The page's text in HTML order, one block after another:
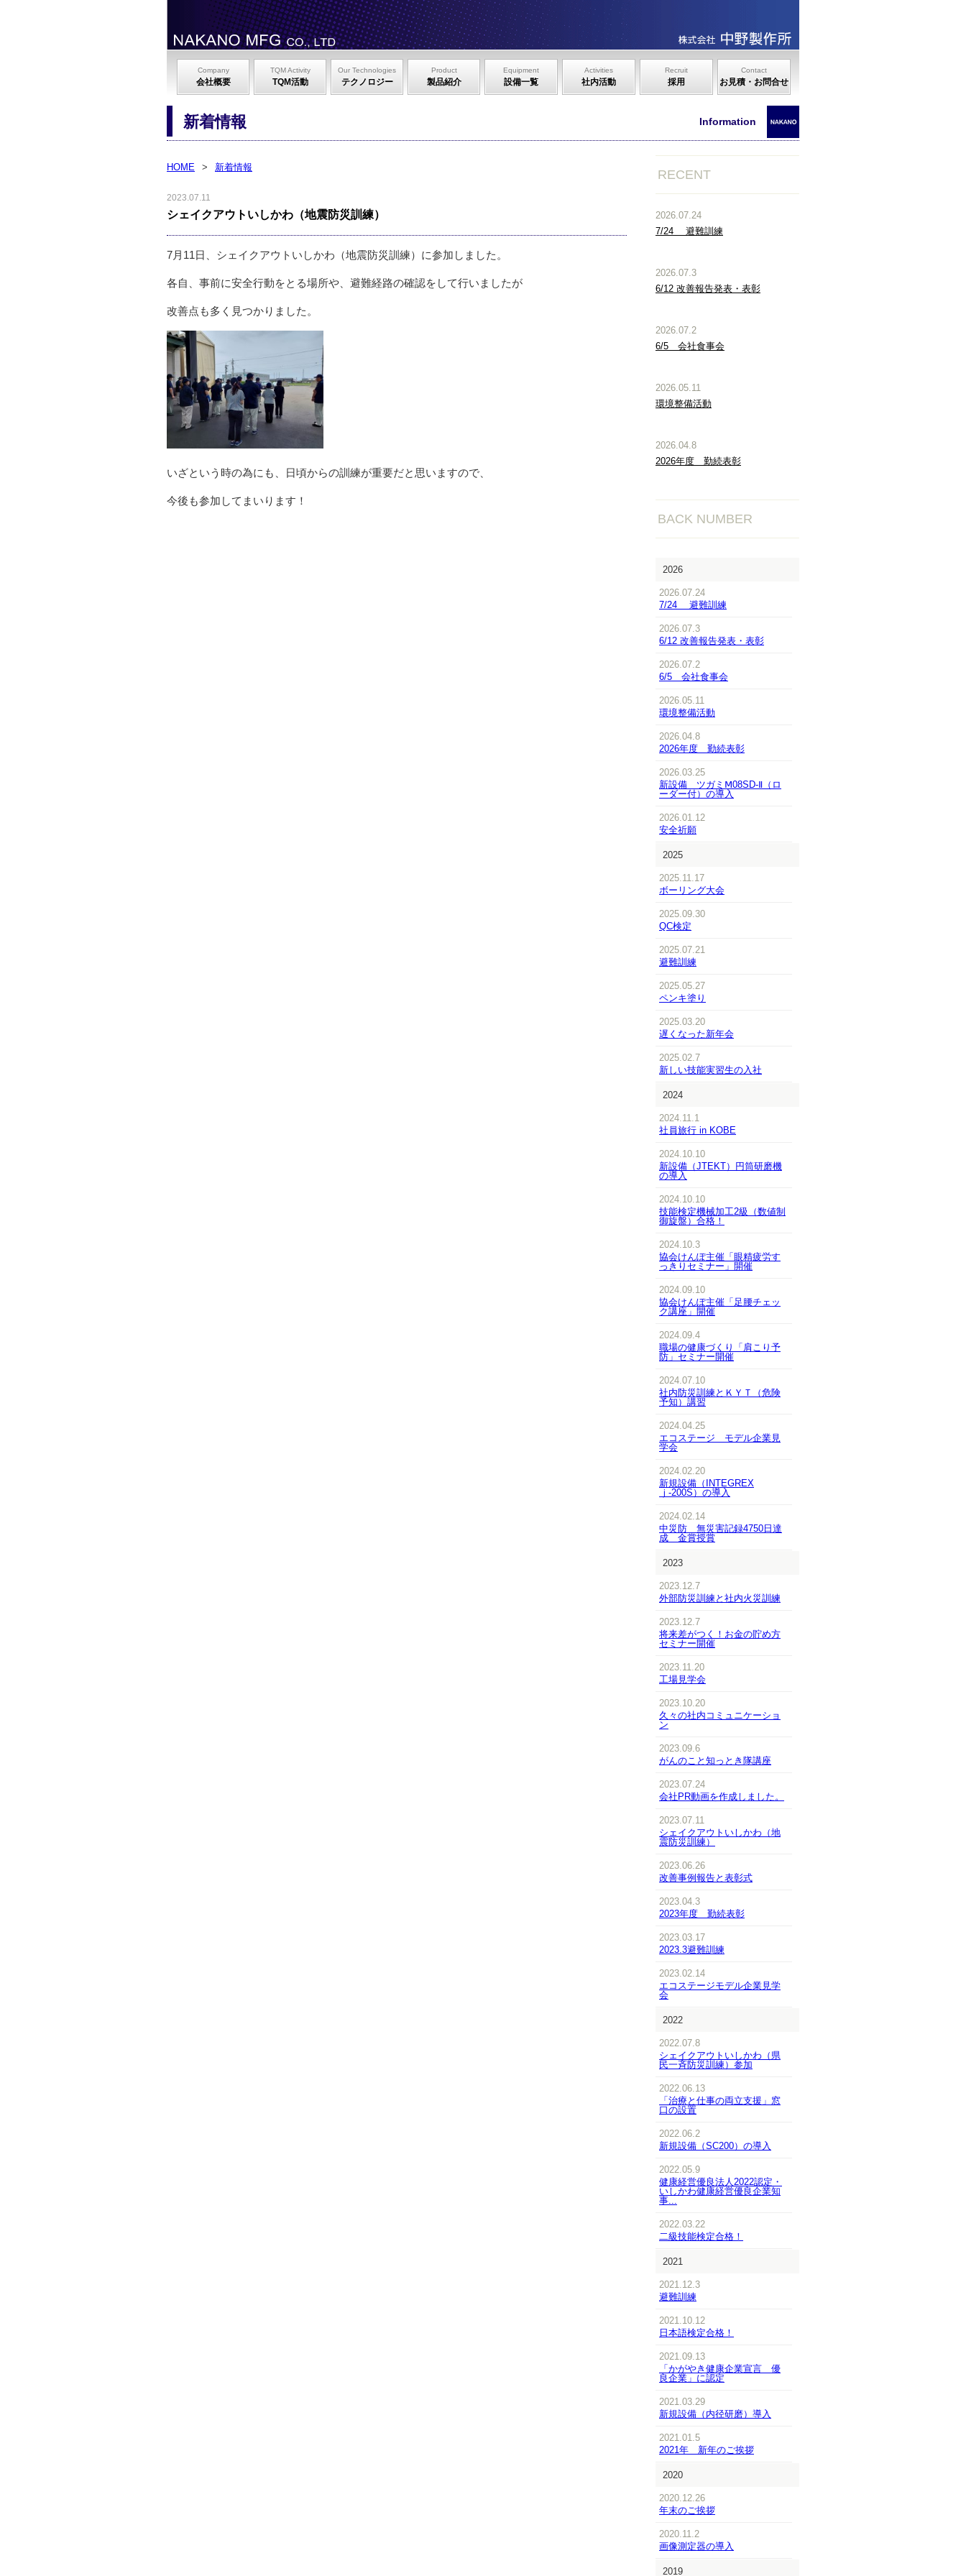
Company
会社概要
TQM Activity
TQM活動
Our Technologies
テクノロジー
Product
製品紹介
Equipment
設備一覧
Activities
社内活動
Recruit
採用
Contact
お見積・お問合せ
新着情報 Information
HOME > 新着情報
2023.07.11
シェイクアウトいしかわ（地震防災訓練）
7月11日、シェイクアウトいしかわ（地震防災訓練）に参加しました。
各自、事前に安全行動をとる場所や、避難経路の確認をして行いましたが
改善点も多く見つかりました。
いざという時の為にも、日頃からの訓練が重要だと思いますので、
今後も参加してまいります！
RECENT
2026.07.24
7/24 避難訓練
2026.07.3
6/12 改善報告発表・表彰
2026.07.2
6/5 会社食事会
2026.05.11
環境整備活動
2026.04.8
2026年度 勤続表彰
BACK NUMBER
2026
2026.07.24
7/24 避難訓練
2026.07.3
6/12 改善報告発表・表彰
2026.07.2
6/5 会社食事会
2026.05.11
環境整備活動
2026.04.8
2026年度 勤続表彰
2026.03.25
新設備 ツガミⅯ08SD-Ⅱ（ロ
ーダー付）の導入
2026.01.12
安全祈願
2025
2025.11.17
ボーリング大会
2025.09.30
QC検定
2025.07.21
避難訓練
2025.05.27
ペンキ塗り
2025.03.20
遅くなった新年会
2025.02.7
新しい技能実習生の入社
2024
2024.11.1
社員旅行 in KOBE
2024.10.10
新設備（JTEKT）円筒研磨機
の導入
2024.10.10
技能検定機械加工2級（数値制
御旋盤）合格！
2024.10.3
協会けんぽ主催「眼精疲労す
っきりセミナー」開催
2024.09.10
協会けんぽ主催「足腰チェッ
ク講座」開催
2024.09.4
職場の健康づくり「肩こり予
防」セミナー開催
2024.07.10
社内防災訓練とＫＹＴ（危険
予知）講習
2024.04.25
エコステージ モデル企業見
学会
2024.02.20
新規設備（INTEGREX
ｊ-200S）の導入
2024.02.14
中災防 無災害記録4750日達
成 金賞授賞
2023
2023.12.7
外部防災訓練と社内火災訓練
2023.12.7
将来差がつく！お金の貯め方
セミナー開催
2023.11.20
工場見学会
2023.10.20
久々の社内コミュニケーショ
ン
2023.09.6
がんのこと知っとき隊講座
2023.07.24
会社PR動画を作成しました。
2023.07.11
シェイクアウトいしかわ（地
震防災訓練）
2023.06.26
改善事例報告と表彰式
2023.04.3
2023年度 勤続表彰
2023.03.17
2023.3避難訓練
2023.02.14
エコステージモデル企業見学
会
2022
2022.07.8
シェイクアウトいしかわ（県
民一斉防災訓練）参加
2022.06.13
「治療と仕事の両立支援」窓
口の設置
2022.06.2
新規設備（SC200）の導入
2022.05.9
健康経営優良法人2022認定・
いしかわ健康経営優良企業知
事...
2022.03.22
二級技能検定合格！
2021
2021.12.3
避難訓練
2021.10.12
日本語検定合格！
2021.09.13
「かがやき健康企業宣言 優
良企業」に認定
2021.03.29
新規設備（内径研磨）導入
2021.01.5
2021年 新年のご挨拶
2020
2020.12.26
年末のご挨拶
2020.11.2
画像測定器の導入
2019